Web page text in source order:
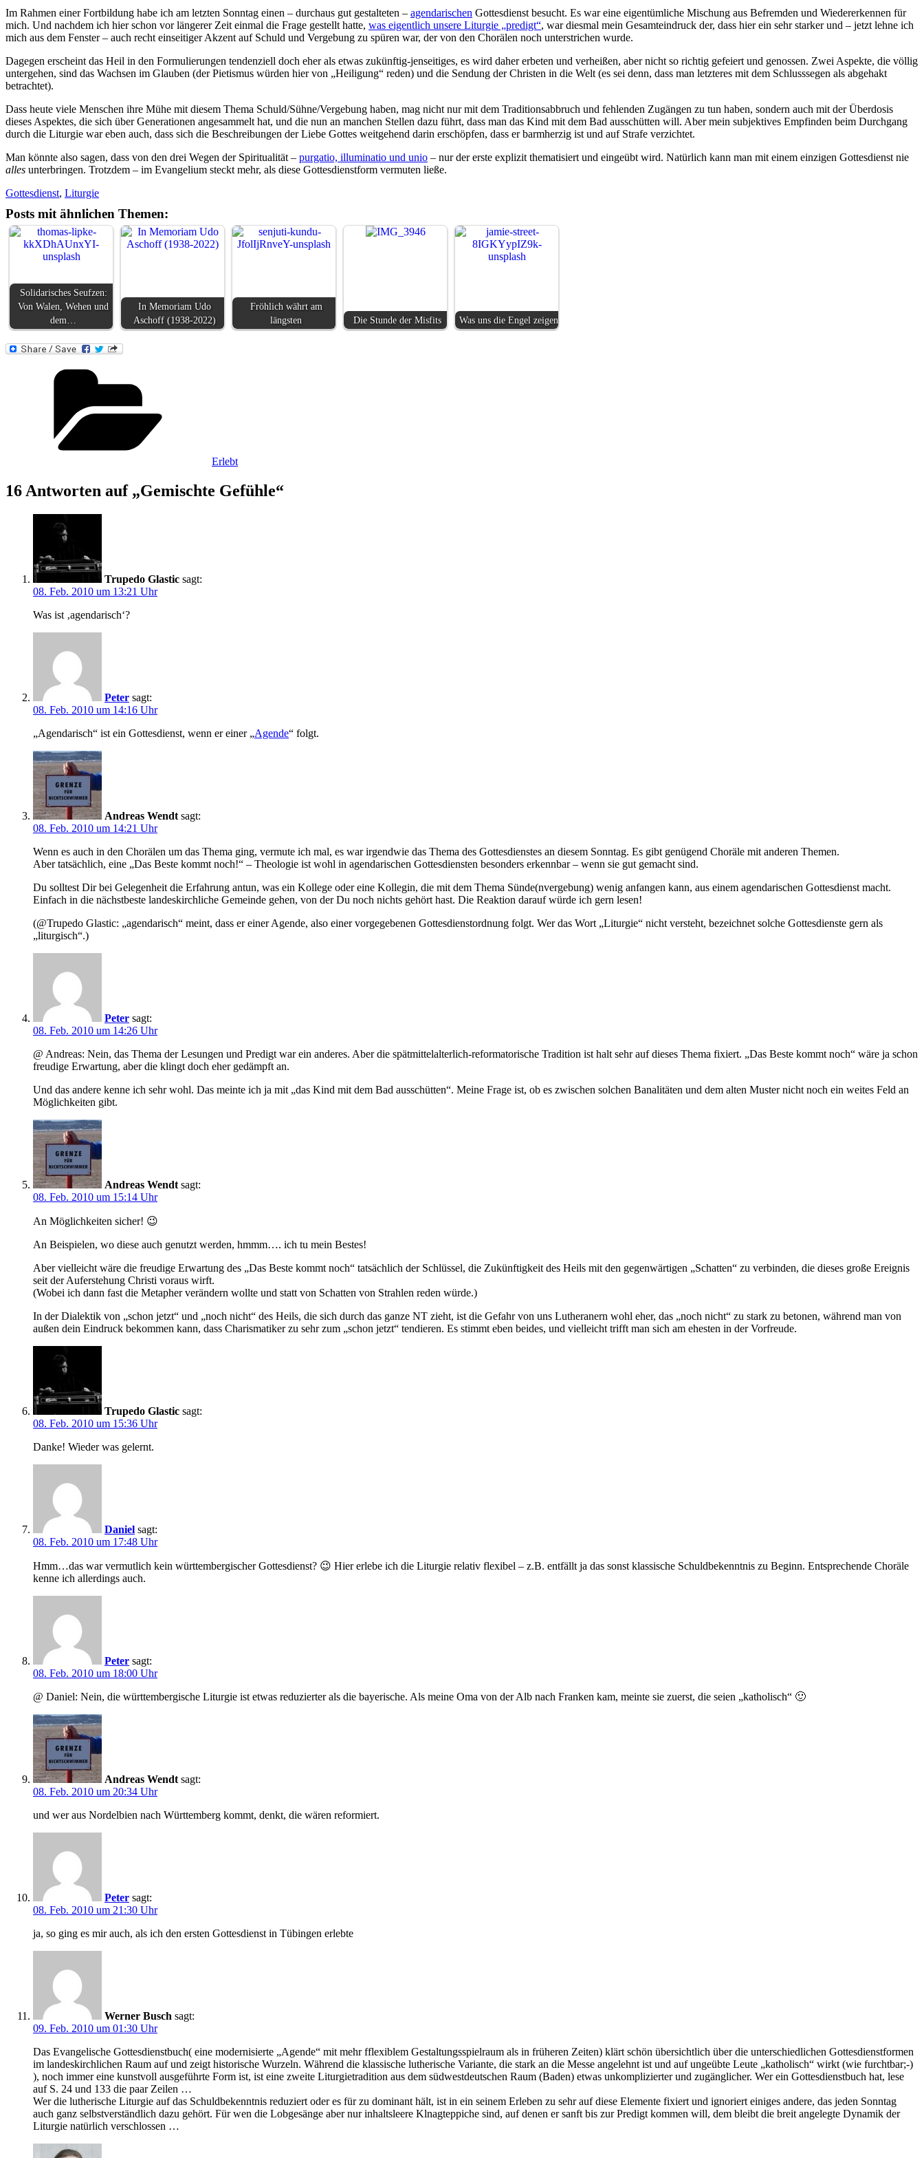
Im Rahmen einer Fortbildung habe ich am letzten Sonntag einen – durchaus gut gestalteten – agendarischen Gottesdienst besucht. Es war eine eigentümliche Mischung aus Befremden und Wiedererkennen für
mich. Und nachdem ich hier schon vor längerer Zeit einmal die Frage gestellt hatte, was eigentlich unsere Liturgie „predigt“, war diesmal mein Gesamteindruck der, dass hier ein sehr starker und – jetzt lehne ich
mich aus dem Fenster – auch recht einseitiger Akzent auf Schuld und Vergebung zu spüren war, der von den Chorälen noch unterstrichen wurde.
Dagegen erscheint das Heil in den Formulierungen tendenziell doch eher als etwas zukünftig-jenseitiges, es wird daher erbeten und verheißen, aber nicht so richtig gefeiert und genossen. Zwei Aspekte, die völlig
untergehen, sind das Wachsen im Glauben (der Pietismus würden hier von „Heiligung“ reden) und die Sendung der Christen in die Welt (es sei denn, dass man letzteres mit dem Schlusssegen als abgehakt
betrachtet).
Dass heute viele Menschen ihre Mühe mit diesem Thema Schuld/Sühne/Vergebung haben, mag nicht nur mit dem Traditionsabbruch und fehlenden Zugängen zu tun haben, sondern auch mit der Überdosis
dieses Aspektes, die sich über Generationen angesammelt hat, und die nun an manchen Stellen dazu führt, dass man das Kind mit dem Bad ausschütten will. Aber mein subjektives Empfinden beim Durchgang
durch die Liturgie war eben auch, dass sich die Beschreibungen der Liebe Gottes weitgehend darin erschöpfen, dass er barmherzig ist und auf Strafe verzichtet.
Man könnte also sagen, dass von den drei Wegen der Spiritualität – purgatio, illuminatio und unio – nur der erste explizit thematisiert und eingeübt wird. Natürlich kann man mit einem einzigen Gottesdienst nie
alles unterbringen. Trotzdem – im Evangelium steckt mehr, als diese Gottesdienstform vermuten ließe.
Gottesdienst, Liturgie
Posts mit ähnlichen Themen:
Solidarisches Seufzen:
Von Walen, Wehen und
dem…
In Memoriam Udo
Aschoff (1938-2022)
Fröhlich währt am
längsten
Die Stunde der Misfits Was uns die Engel zeigen
Erlebt
16 Antworten auf „Gemischte Gefühle“
Trupedo Glastic sagt:
08. Feb. 2010 um 13:21 Uhr
Was ist ‚agendarisch‘?
Peter sagt:
08. Feb. 2010 um 14:16 Uhr
„Agendarisch“ ist ein Gottesdienst, wenn er einer „Agende“ folgt.
Andreas Wendt sagt:
08. Feb. 2010 um 14:21 Uhr
Wenn es auch in den Chorälen um das Thema ging, vermute ich mal, es war irgendwie das Thema des Gottesdienstes an diesem Sonntag. Es gibt genügend Choräle mit anderen Themen.
Aber tatsächlich, eine „Das Beste kommt noch!“ – Theologie ist wohl in agendarischen Gottesdiensten besonders erkennbar – wenn sie gut gemacht sind.
Du solltest Dir bei Gelegenheit die Erfahrung antun, was ein Kollege oder eine Kollegin, die mit dem Thema Sünde(nvergebung) wenig anfangen kann, aus einem agendarischen Gottesdienst macht.
Einfach in die nächstbeste landeskirchliche Gemeinde gehen, von der Du noch nichts gehört hast. Die Reaktion darauf würde ich gern lesen!
(@Trupedo Glastic: „agendarisch“ meint, dass er einer Agende, also einer vorgegebenen Gottesdienstordnung folgt. Wer das Wort „Liturgie“ nicht versteht, bezeichnet solche Gottesdienste gern als
„liturgisch“.)
Peter sagt:
08. Feb. 2010 um 14:26 Uhr
@ Andreas: Nein, das Thema der Lesungen und Predigt war ein anderes. Aber die spätmittelalterlich-reformatorische Tradition ist halt sehr auf dieses Thema fixiert. „Das Beste kommt noch“ wäre ja schon
freudige Erwartung, aber die klingt doch eher gedämpft an.
Und das andere kenne ich sehr wohl. Das meinte ich ja mit „das Kind mit dem Bad ausschütten“. Meine Frage ist, ob es zwischen solchen Banalitäten und dem alten Muster nicht noch ein weites Feld an
Möglichkeiten gibt.
Andreas Wendt sagt:
08. Feb. 2010 um 15:14 Uhr
An Möglichkeiten sicher! 😉
An Beispielen, wo diese auch genutzt werden, hmmm…. ich tu mein Bestes!
Aber vielleicht wäre die freudige Erwartung des „Das Beste kommt noch“ tatsächlich der Schlüssel, die Zukünftigkeit des Heils mit den gegenwärtigen „Schatten“ zu verbinden, die dieses große Ereignis
seit der Auferstehung Christi voraus wirft.
(Wobei ich dann fast die Metapher verändern wollte und statt von Schatten von Strahlen reden würde.)
In der Dialektik von „schon jetzt“ und „noch nicht“ des Heils, die sich durch das ganze NT zieht, ist die Gefahr von uns Lutheranern wohl eher, das „noch nicht“ zu stark zu betonen, während man von
außen dein Eindruck bekommen kann, dass Charismatiker zu sehr zum „schon jetzt“ tendieren. Es stimmt eben beides, und vielleicht trifft man sich am ehesten in der Vorfreude.
Trupedo Glastic sagt:
08. Feb. 2010 um 15:36 Uhr
Danke! Wieder was gelernt.
Daniel sagt:
08. Feb. 2010 um 17:48 Uhr
Hmm…das war vermutlich kein württembergischer Gottesdienst? 😉 Hier erlebe ich die Liturgie relativ flexibel – z.B. entfällt ja das sonst klassische Schuldbekenntnis zu Beginn. Entsprechende Choräle
kenne ich allerdings auch.
Peter sagt:
08. Feb. 2010 um 18:00 Uhr
@ Daniel: Nein, die württembergische Liturgie ist etwas reduzierter als die bayerische. Als meine Oma von der Alb nach Franken kam, meinte sie zuerst, die seien „katholisch“ 🙂
Andreas Wendt sagt:
08. Feb. 2010 um 20:34 Uhr
und wer aus Nordelbien nach Württemberg kommt, denkt, die wären reformiert.
Peter sagt:
08. Feb. 2010 um 21:30 Uhr
ja, so ging es mir auch, als ich den ersten Gottesdienst in Tübingen erlebte
Werner Busch sagt:
09. Feb. 2010 um 01:30 Uhr
Das Evangelische Gottesdienstbuch( eine modernisierte „Agende“ mit mehr fflexiblem Gestaltungsspielraum als in früheren Zeiten) klärt schön übersichtlich über die unterschiedlichen Gottesdienstformen
im landeskirchlichen Raum auf und zeigt historische Wurzeln. Während die klassische lutherische Variante, die stark an die Messe angelehnt ist und auf ungeübte Leute „katholisch“ wirkt (wie furchtbar;-)
), noch immer eine kunstvoll ausgeführte Form ist, ist eine zweite Liturgietradition aus dem südwestdeutschen Raum (Baden) etwas unkomplizierter und zugänglicher. Wer ein Gottesdienstbuch hat, lese
auf S. 24 und 133 die paar Zeilen …
Wer die lutherische Liturgie auf das Schuldbekenntnis reduziert oder es für zu dominant hält, ist in ein seinem Erleben zu sehr auf diese Elemente fixiert und ignoriert einiges andere, das jeden Sonntag
auch ganz selbstverständlich dazu gehört. Für wen die Lobgesänge aber nur inhaltsleere Klnagteppiche sind, auf denen er sanft bis zur Predigt kommen will, dem bleibt die breit angelegte Dynamik der
Liturgie natürlich verschlossen …